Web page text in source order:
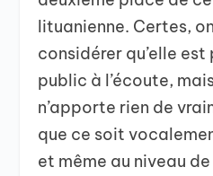
lituanienne. Certes,
considérer qu’elle
public à l’écoute,
n’apporte rien de
que ce soit
et même au niveau